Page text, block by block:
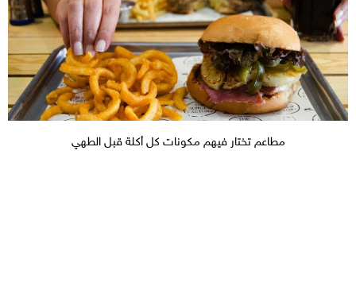
مطاعم تختار فيهم مكونات كل أكلة قبل الطهي